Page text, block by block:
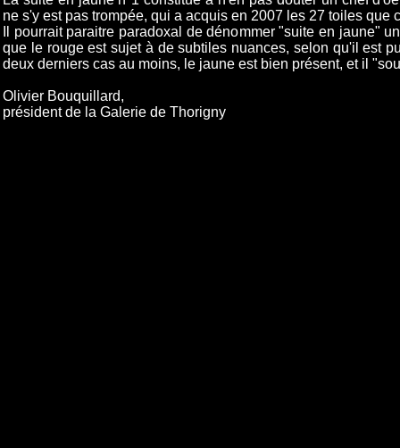
ne s'y est pas trompée, qui a acquis en 2007 les 27 toiles
Il pourrait paraitre paradoxal de dénommer "suite en jaune"
que le rouge est sujet à de subtiles nuances, selon qu'il est
deux derniers cas au moins, le jaune est bien présent, et il
Olivier Bouquillard,
président de la Galerie de Thorigny